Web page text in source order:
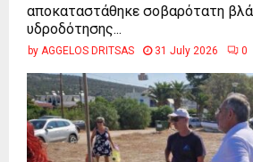
αποκαταστάθηκε σοβαρότατη
υδροδότησης...
by AGGELOS DRITSAS 31 July 2026 0